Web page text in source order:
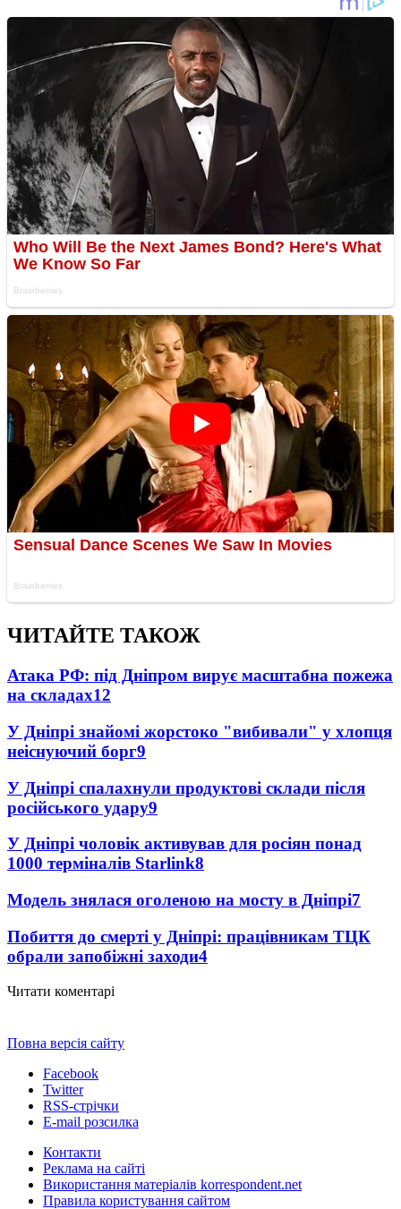
ЧИТАЙТЕ ТАКОЖ
Атака РФ: під Дніпром вирує масштабна пожежа
на складах12
У Дніпрі знайомі жорстоко "вибивали" у хлопця
неіснуючий борг9
У Дніпрі спалахнули продуктові склади після
російського удару9
У Дніпрі чоловік активував для росіян понад
1000 терміналів Starlink8
Модель знялася оголеною на мосту в Дніпрі7
Побиття до смерті у Дніпрі: працівникам ТЦК
обрали запобіжні заходи4
Читати коментарі
Повна версія сайту
Facebook
Twitter
RSS-стрічки
E-mail розсилка
Контакти
Реклама на сайті
Використання матеріалів korrespondent.net
Правила користування сайтом